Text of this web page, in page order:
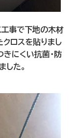
事で下地の木材
ロスを貼りまし
にくい抗菌・防
した。